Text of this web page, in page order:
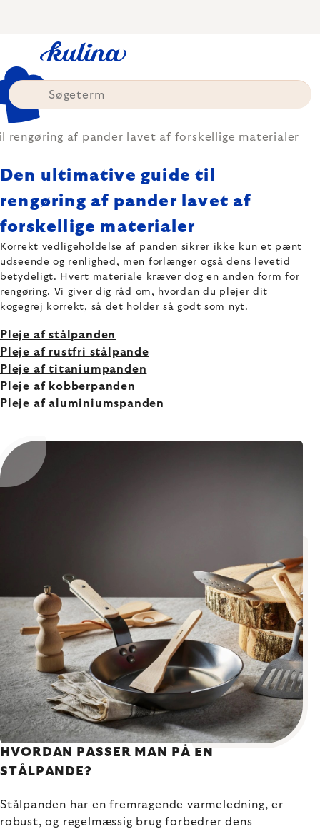
rengøring af pander lavet af forskellige materialer
Den ultimative guide til
rengøring af pander lavet af
forskellige materialer
Korrekt vedligeholdelse af panden sikrer ikke kun et pænt
udseende og renlighed, men forlænger også dens levetid
betydeligt. Hvert materiale kræver dog en anden form for
rengøring. Vi giver dig råd om, hvordan du plejer dit
kogegrej korrekt, så det holder så godt som nyt.
Pleje af stålpanden
Pleje af rustfri stålpande
Pleje af titaniumpanden
Pleje af kobberpanden
Pleje af aluminiumspanden
HVORDAN PASSER MAN PÅ EN
STÅLPANDE?
Stålpanden har en fremragende varmeledning, er
robust, og regelmæssig brug forbedrer dens